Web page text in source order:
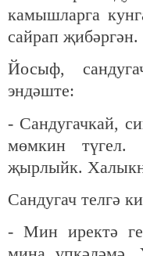
камышларга
сайрап җибәргән.
Йосыф,
эндәште:
- Сандугачкай,
мөмкин түгел.
җырлыйк.
Сандугач телгә
- Мин иректә